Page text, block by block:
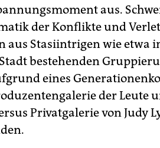
aus.
der Konflikte und
aus Stasiintrigen wie etwa
bestehenden
eines
der Leute
Privatgalerie von Judy